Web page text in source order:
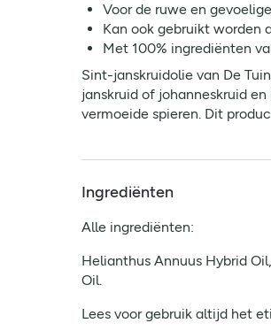
Voor de ruwe en
Kan ook gebruikt worden
Met 100% ingrediënten
Sint-janskruidolie van De
janskruid of johanneskruid
vermoeide spieren. Dit
Ingrediënten
Alle ingrediënten:
Helianthus Annuus Hybrid
Oil.
Lees voor gebruik altijd het